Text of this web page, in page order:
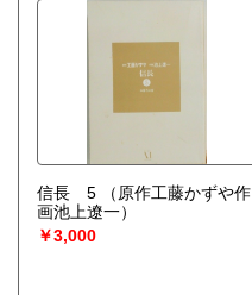
信長 5
（原作工藤かずや作
画池上遼一）
￥3,000